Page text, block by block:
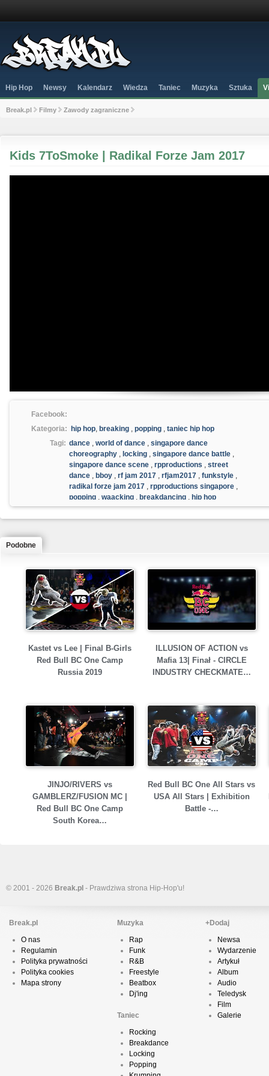
Hip Hop Newsy Kalendarz Wiedza Taniec Muzyka Sztuka
Break.pl Filmy Zawody zagraniczne
Kids 7ToSmoke | Radikal Forze Jam 2017
Facebook:
Kategoria:
hip hop, breaking , popping , taniec hip hop
Tagi: dance , world of dance , singapore dance
choreography , locking , singapore dance battle ,
singapore dance scene , rpproductions , street
dance , bboy , rf jam 2017 , rfjam2017 , funkstyle ,
radikal forze jam 2017 , rpproductions singapore ,
popping , waacking , breakdancing , hip hop
Podobne
Kastet vs Lee | Final B-Girls
Red Bull BC One Camp
Russia 2019
ILLUSION OF ACTION vs
Mafia 13| Finał - CIRCLE
INDUSTRY CHECKMATE…
JINJO/RIVERS vs
GAMBLERZ/FUSION MC |
Red Bull BC One Camp
South Korea…
Red Bull BC One All Stars vs
USA All Stars | Exhibition
Battle -…
© 2001 - 2026 Break.pl - Prawdziwa strona Hip-Hop'u!
Break.pl
O nas
Regulamin
Polityka prywatności
Polityka cookies
Mapa strony
Muzyka
Rap
Funk
R&B
Freestyle
Beatbox
Dj'ing
Taniec
Rocking
Breakdance
Locking
Popping
+Dodaj
Newsa
Wydarzenie
Artykuł
Album
Audio
Teledysk
Film
Galerie